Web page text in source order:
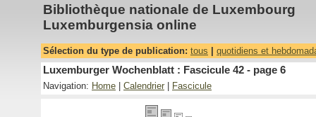
Bibliothèque nationale de Luxembourg
Luxemburgensia online
Sélection du type de publication: tous quotidiens et
Luxemburger Wochenblatt : Fascicule 42 - page 6
Navigation: Home Calendrier Fascicule